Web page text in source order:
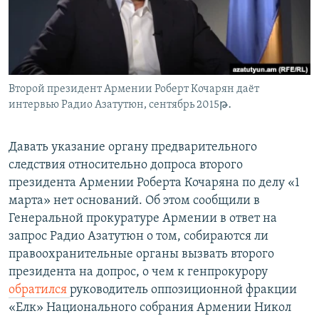
Հայերեն
English
Русский
Второй президент Армении Роберт Кочарян даёт
интервью Радио Азатутюн, сентябрь 2015թ․
Давать указание органу предварительного
следствия относительно допроса второго
президента Армении Роберта Кочаряна по делу «1
марта» нет оснований. Об этом сообщили в
Генеральной прокуратуре Армении в ответ на
запрос Радио Азатутюн о том, собираются ли
правоохранительные органы вызвать второго
президента на допрос, о чем к генпрокурору
обратился руководитель оппозиционной фракции
«Елк» Национального собрания Армении Никол